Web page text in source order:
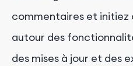
commentaires et initiez
autour des
des mises à jour et des